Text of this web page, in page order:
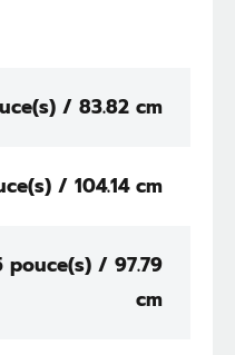
/ 83.82 cm
/ 104.14 cm
pouce(s) / 97.79
cm